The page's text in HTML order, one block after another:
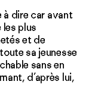
à dire car avant
les plus
et de
sa jeunesse
sans en
d’après lui,